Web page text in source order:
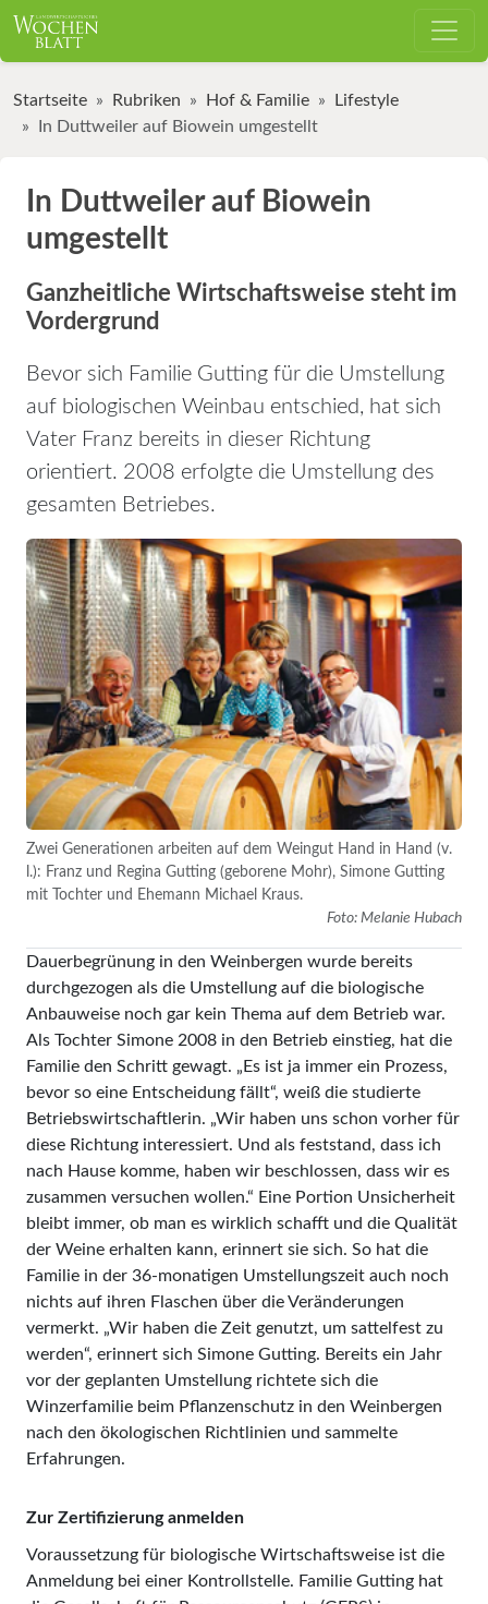
Startseite Rubriken Hof & Familie
Lifestyle
In Duttweiler auf Biowein umgestellt
In Duttweiler auf Biowein
umgestellt
Ganzheitliche Wirtschaftsweise steht im
Vordergrund
Bevor sich Familie Gutting für die Umstellung
auf biologischen Weinbau entschied, hat sich
Vater Franz bereits in dieser Richtung
orientiert. 2008 erfolgte die Umstellung des
gesamten Betriebes.
Zwei Generationen arbeiten auf dem Weingut Hand in Hand (v.
l.): Franz und Regina Gutting (geborene Mohr), Simone Gutting
mit Tochter und Ehemann Michael Kraus.
Foto: Melanie Hubach
Dauerbegrünung in den Weinbergen wurde bereits
durchgezogen als die Umstellung auf die biologische
Anbauweise noch gar kein Thema auf dem Betrieb war.
Als Tochter Simone 2008 in den Betrieb einstieg, hat die
Familie den Schritt gewagt. „Es ist ja immer ein Prozess,
bevor so eine Entscheidung fällt“, weiß die studierte
Betriebswirtschaftlerin. „Wir haben uns schon vorher für
diese Richtung interessiert. Und als feststand, dass ich
nach Hause komme, haben wir beschlossen, dass wir es
zusammen versuchen wollen.“ Eine Portion Unsicherheit
bleibt immer, ob man es wirklich schafft und die Qualität
der Weine erhalten kann, erinnert sie sich. So hat die
Familie in der 36-monatigen Umstellungszeit auch noch
nichts auf ihren Flaschen über die Veränderungen
vermerkt. „Wir haben die Zeit genutzt, um sattelfest zu
werden“, erinnert sich Simone Gutting. Bereits ein Jahr
vor der geplanten Umstellung richtete sich die
Winzerfamilie beim Pflanzenschutz in den Weinbergen
nach den ökologischen Richtlinien und sammelte
Erfahrungen.
Zur Zertifizierung anmelden
Voraussetzung für biologische Wirtschaftsweise ist die
Anmeldung bei einer Kontrollstelle. Familie Gutting hat